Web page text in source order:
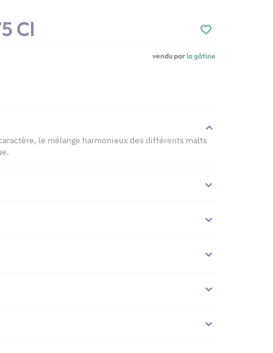
Cl
vendu parla gâtine
le mélange harmonieux des différents malts